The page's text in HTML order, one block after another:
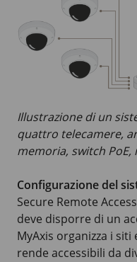
Illustrazione di un
quattro telecamere,
memoria, switch
Configurazione del
Secure Remote
deve disporre di un
MyAxis organizza i
rende accessibili da